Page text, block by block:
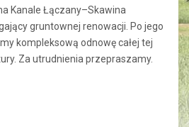
Kanale Łączany–Skawina
gruntownej renowacji. Po jego
kompleksową odnowę całej tej
Za utrudnienia przepraszamy.